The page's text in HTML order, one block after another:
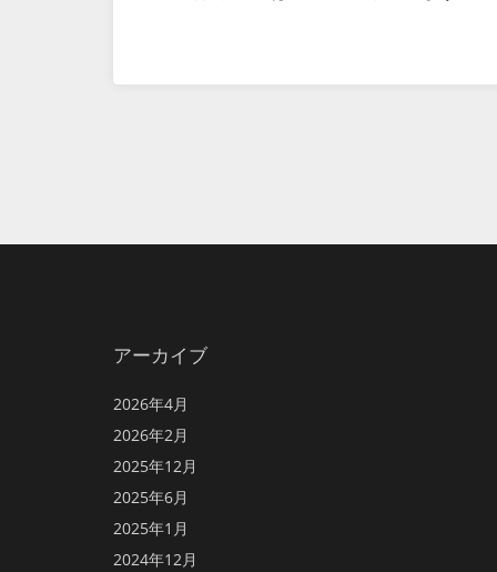
アーカイブ
2026年4月
2026年2月
2025年12月
2025年6月
2025年1月
2024年12月